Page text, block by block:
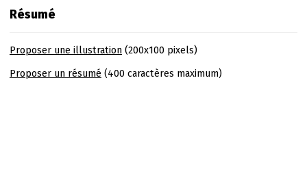
Résumé
Proposer une illustration(200x100 pixels)
Proposer un résumé (400 caractères maximum)